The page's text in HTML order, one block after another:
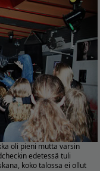
oli pieni mutta varsin
edetessä tuli
koko talossa ei ollut